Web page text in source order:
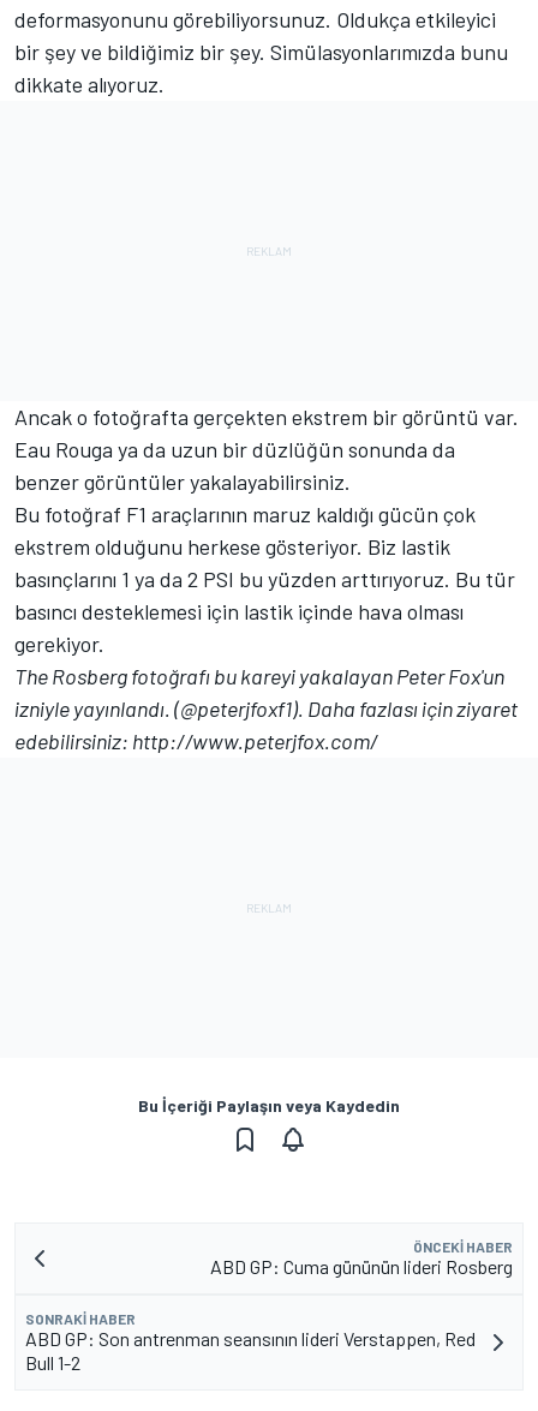
deformasyonunu görebiliyorsunuz. Oldukça etkileyici
bir şey ve bildiğimiz bir şey. Simülasyonlarımızda bunu
dikkate alıyoruz.
Ancak o fotoğrafta gerçekten ekstrem bir görüntü var.
Eau Rouga ya da uzun bir düzlüğün sonunda da
benzer görüntüler yakalayabilirsiniz.
Bu fotoğraf F1 araçlarının maruz kaldığı gücün çok
ekstrem olduğunu herkese gösteriyor. Biz lastik
basınçlarını 1 ya da 2 PSI bu yüzden arttırıyoruz. Bu tür
basıncı desteklemesi için lastik içinde hava olması
gerekiyor.
The Rosberg fotoğrafı bu kareyi yakalayan Peter Fox'un
izniyle yayınlandı. (@peterjfoxf1). Daha fazlası için ziyaret
edebilirsiniz: http://www.peterjfox.com/
Bu İçeriği Paylaşın veya Kaydedin
ÖNCEKI HABER
ABD GP: Cuma gününün lideri Rosberg
SONRAKI HABER
ABD GP: Son antrenman seansının lideri Verstappen, Red
Bull 1-2